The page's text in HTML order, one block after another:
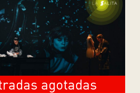
agotadas